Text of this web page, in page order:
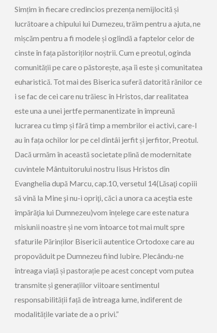
Simțim în fiecare credincios prezența nemijlocită și
lucrătoare a chipului lui Dumezeu, trăim pentru a ajuta, ne
mișcăm pentru a fi modele și oglindă a faptelor celor de
cinste în fața păstoriților noștrii. Cum e preotul, oginda
comunității pe care o păstorește, așa îi este și comunitatea
euharistică. Tot mai des Biserica suferă datorită rănilor ce
i se fac de cei care nu trăiesc în Hristos, dar realitatea
este una a unei jertfe permanentizate în împreună
lucrarea cu timp și fără timp a membrilor ei activi, care-l
au în fața ochilor lor pe cel dintâi jerfit și jerfitor, Preotul.
Dacă urmăm în această societate plină de modernitate
cuvintele Mântuitorului nostru Iisus Hristos din
Evanghelia după Marcu, cap.10, versetul 14(Lăsaţi copiii
să vină la Mine şi nu-i opriţi, căci a unora ca aceştia este
împărăţia lui Dumnezeu)vom înțelege care este natura
misiunii noastre și ne vom întoarce tot mai mult spre
sfaturile Părinților Bisericii autentice Ortodoxe care au
propovăduit pe Dumnezeu fiind Iubire. Plecându-ne
întreaga viață și pastorație pe acest concept vom putea
transmite și generațiilor viitoare sentimentul
responsabilității față de întreaga lume, indiferent de
modalitățile variate de a o privi.”